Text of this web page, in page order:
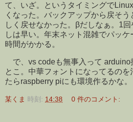
て、いざ。というタイミングで
くなった。バックアップから戻そ
しく戻せなかった。βだしなぁ。1
しは早い。年末ネット混雑でパッ
時間がかかる。
で、vs codeも無事入って arduino
とこ。中華フォントになってるの
たらraspberry piにも環境作るかな。
某くま 時刻: 14:38 0 件のコメント: